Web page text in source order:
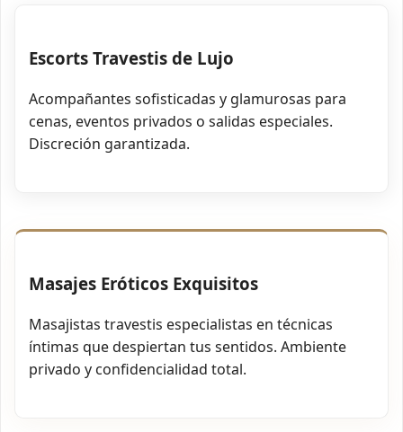
Escorts Travestis de Lujo
Acompañantes sofisticadas y glamurosas para
cenas, eventos privados o salidas especiales.
Discreción garantizada.
Masajes Eróticos Exquisitos
Masajistas travestis especialistas en técnicas
íntimas que despiertan tus sentidos. Ambiente
privado y confidencialidad total.